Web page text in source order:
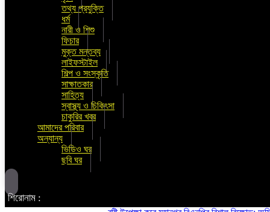
তথ্য প্রযুক্তি
ধর্ম
নারী ও শিশু
ফিচার
মুক্ত মন্তব্য
লাইফস্টাইল
শিল্প ও সংস্কৃতি
সাক্ষাতকার
সাহিত্য
স্বাস্থ্য ও চিকিৎসা
চাকুরির খবর
আমাদের পরিবার
অন্যান্য
ভিডিও ঘর
ছবি ঘর
শিরোনাম :